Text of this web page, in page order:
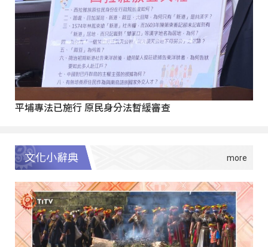
平埔專法已施行 原民身分法暫緩審查
文化小辭典